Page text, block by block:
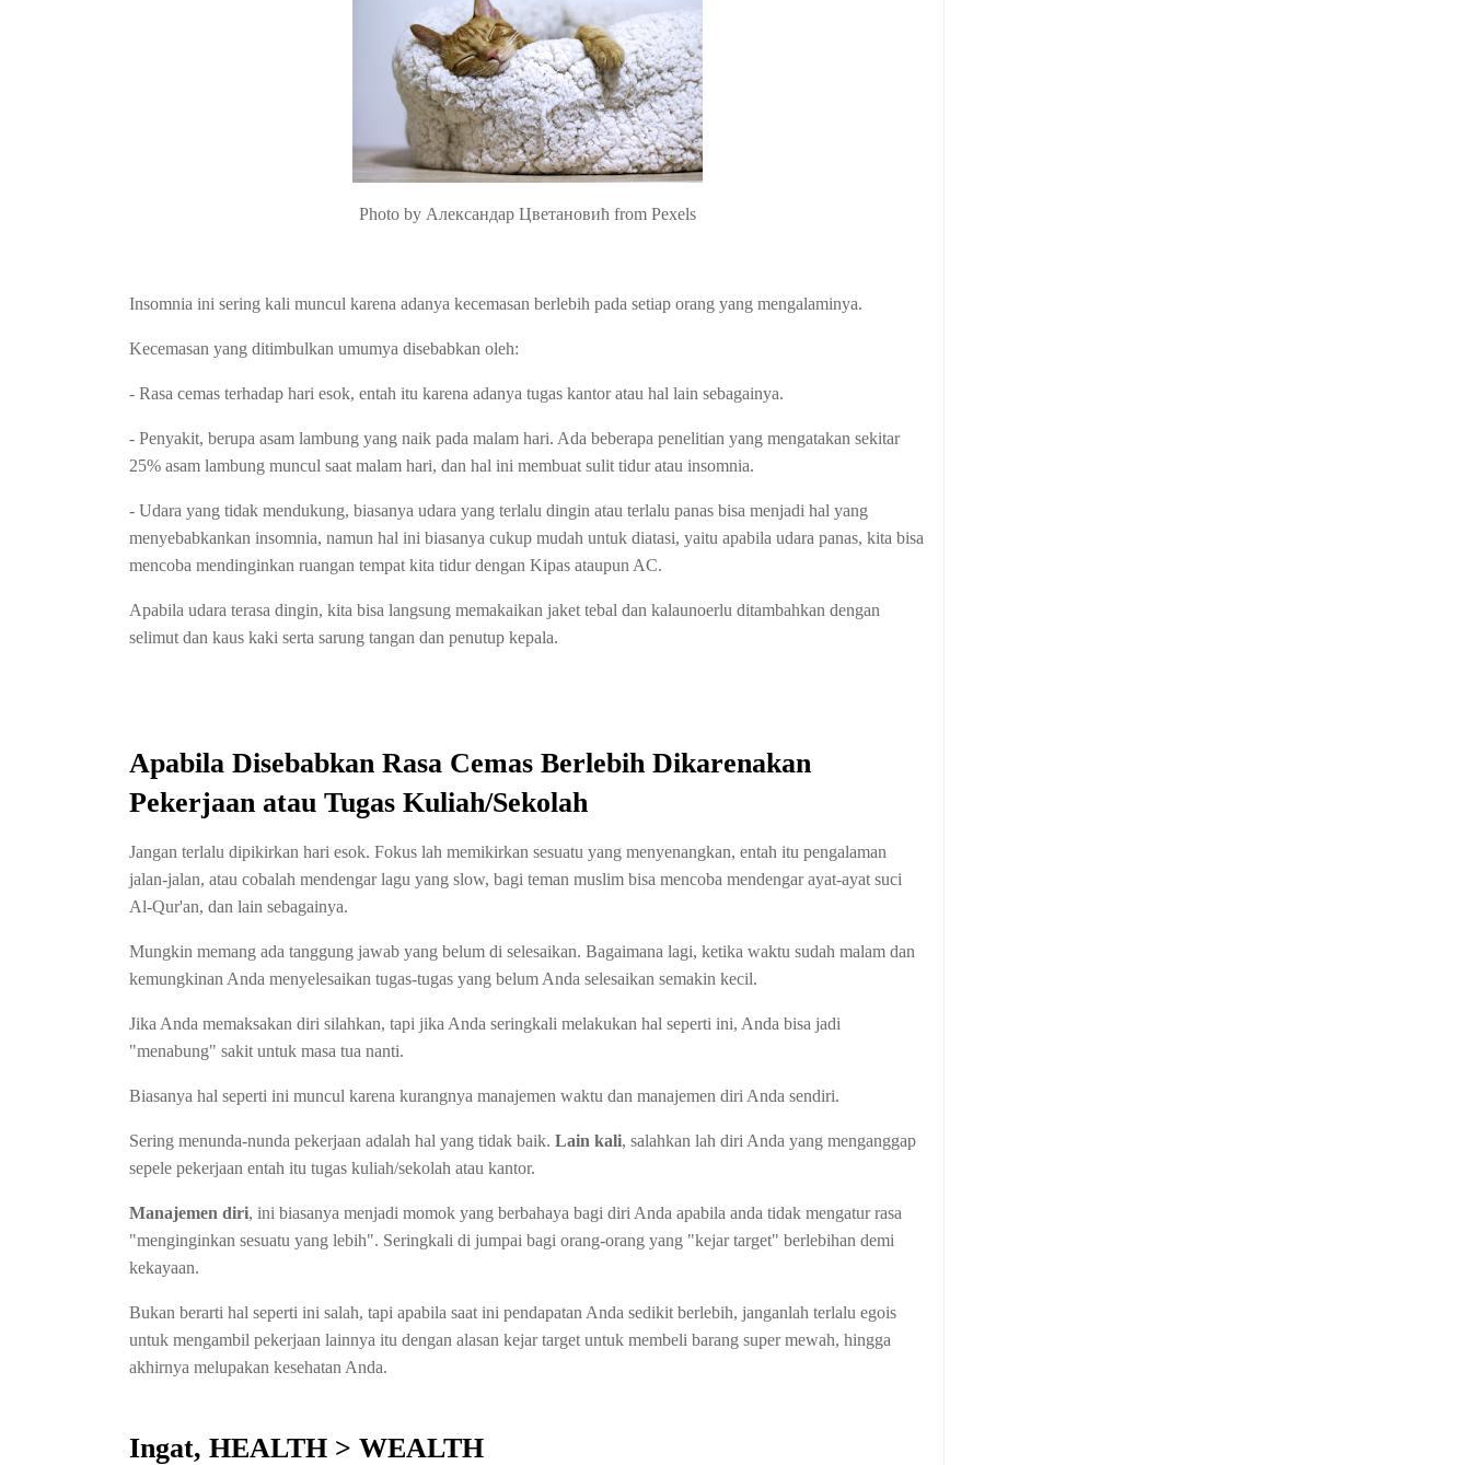
Photo by Александар Цветановић from Pexels
Insomnia ini sering kali muncul karena adanya kecemasan berlebih pada setiap orang yang mengalaminya.
Kecemasan yang ditimbulkan umumya disebabkan oleh:
- Rasa cemas terhadap hari esok, entah itu karena adanya tugas kantor atau hal lain sebagainya.
- Penyakit, berupa asam lambung yang naik pada malam hari. Ada beberapa penelitian yang mengatakan sekitar
25% asam lambung muncul saat malam hari, dan hal ini membuat sulit tidur atau insomnia.
- Udara yang tidak mendukung, biasanya udara yang terlalu dingin atau terlalu panas bisa menjadi hal yang
menyebabkankan insomnia, namun hal ini biasanya cukup mudah untuk diatasi, yaitu apabila udara panas, kita bisa
mencoba mendinginkan ruangan tempat kita tidur dengan Kipas ataupun AC.
Apabila udara terasa dingin, kita bisa langsung memakaikan jaket tebal dan kalaunoerlu ditambahkan dengan
selimut dan kaus kaki serta sarung tangan dan penutup kepala.
Apabila Disebabkan Rasa Cemas Berlebih Dikarenakan
Pekerjaan atau Tugas Kuliah/Sekolah
Jangan terlalu dipikirkan hari esok. Fokus lah memikirkan sesuatu yang menyenangkan, entah itu pengalaman
jalan-jalan, atau cobalah mendengar lagu yang slow, bagi teman muslim bisa mencoba mendengar ayat-ayat suci
Al-Qur'an, dan lain sebagainya.
Mungkin memang ada tanggung jawab yang belum di selesaikan. Bagaimana lagi, ketika waktu sudah malam dan
kemungkinan Anda menyelesaikan tugas-tugas yang belum Anda selesaikan semakin kecil.
Jika Anda memaksakan diri silahkan, tapi jika Anda seringkali melakukan hal seperti ini, Anda bisa jadi
"menabung" sakit untuk masa tua nanti.
Biasanya hal seperti ini muncul karena kurangnya manajemen waktu dan manajemen diri Anda sendiri.
Sering menunda-nunda pekerjaan adalah hal yang tidak baik. Lain kali, salahkan lah diri Anda yang menganggap
sepele pekerjaan entah itu tugas kuliah/sekolah atau kantor.
Manajemen diri, ini biasanya menjadi momok yang berbahaya bagi diri Anda apabila anda tidak mengatur rasa
"menginginkan sesuatu yang lebih". Seringkali di jumpai bagi orang-orang yang "kejar target" berlebihan demi
kekayaan.
Bukan berarti hal seperti ini salah, tapi apabila saat ini pendapatan Anda sedikit berlebih, janganlah terlalu egois
untuk mengambil pekerjaan lainnya itu dengan alasan kejar target untuk membeli barang super mewah, hingga
akhirnya melupakan kesehatan Anda.
Ingat, HEALTH > WEALTH